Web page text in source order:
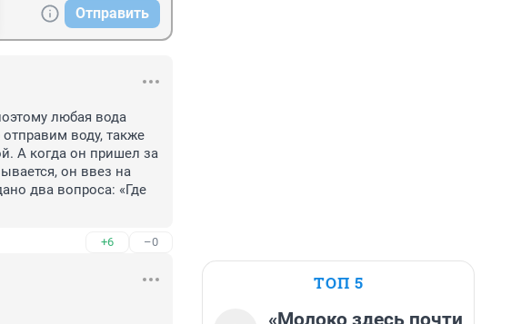
Отправить
любая вода
воду, также
А когда он пришел за
он ввез на
два вопроса: «Где
+6 –0
ТОП 5
«Молоко здесь почти